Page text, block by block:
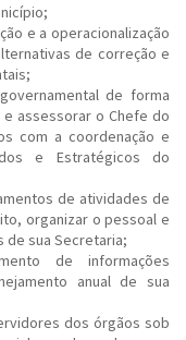
e a operacionalização
de correção e
de forma
assessorar o Chefe do
com a coordenação e
e Estratégicos do
de atividades de
organizar o pessoal e
sua Secretaria;
de informações
anual de sua
dos órgãos sob